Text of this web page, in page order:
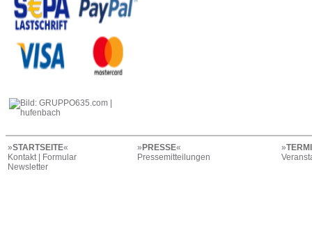
»STARTSEITE«
Kontakt | Formular
Newsletter
» PRESSE«
Pressemitteilungen
»